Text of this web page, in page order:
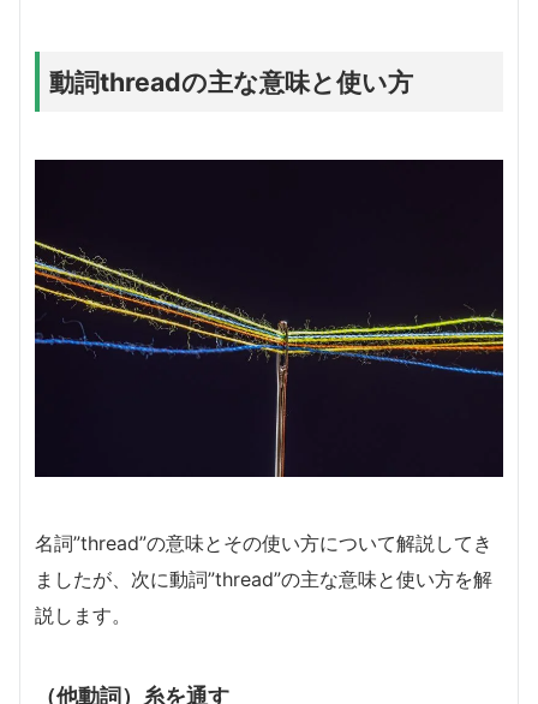
動詞threadの主な意味と使い方
名詞”thread”の意味とその使い方について解説してき
ましたが、次に動詞”thread”の主な意味と使い方を解
説します。
（他動詞）糸を通す